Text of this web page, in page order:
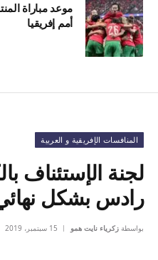
موعد مباراة
أمم إفريقيا
المنافسات الإفريقية و العربية
لجنة الإستئناف
رادس بشكل
بواسطة زكرياء نايت همو 15 سبتمبر، 2019